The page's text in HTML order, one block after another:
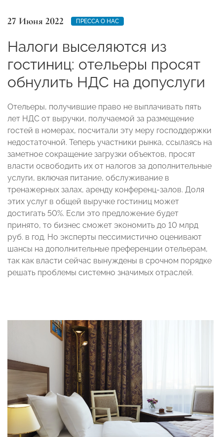
27 Июня 2022 ПРЕССА О НАС
Налоги выселяются из
гостиниц: отельеры просят
обнулить НДС на допуслуги
Отельеры, получившие право не выплачивать пять
лет НДС от выручки, получаемой за размещение
гостей в номерах, посчитали эту меру господдержки
недостаточной. Теперь участники рынка, ссылаясь на
заметное сокращение загрузки объектов, просят
власти освободить их от налогов за дополнительные
услуги, включая питание, обслуживание в
тренажерных залах, аренду конференц-залов. Доля
этих услуг в общей выручке гостиниц может
достигать 50%. Если это предложение будет
принято, то бизнес сможет экономить до 10 млрд
руб. в год. Но эксперты пессимистично оценивают
шансы на дополнительные преференции отельерам,
так как власти сейчас вынуждены в срочном порядке
решать проблемы системно значимых отраслей.